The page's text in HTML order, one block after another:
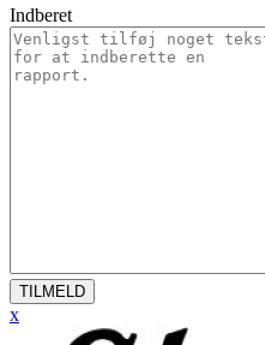
Indberet
TILMELD
x